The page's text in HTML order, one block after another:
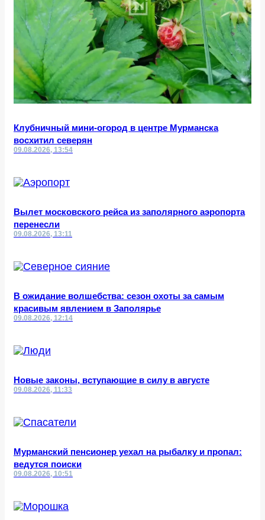
Клубничный мини-огород в центре Мурманска
восхитил северян
09.08.2026, 13:54
Вылет московского рейса из заполярного аэропорта
перенесли
09.08.2026, 13:11
В ожидание волшебства: сезон охоты за самым
красивым явлением в Заполярье
09.08.2026, 12:14
Новые законы, вступающие в силу в августе
09.08.2026, 11:33
Мурманский пенсионер уехал на рыбалку и пропал:
ведутся поиски
09.08.2026, 10:51